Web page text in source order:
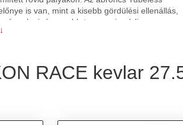
is van, mint a kisebb gördülési ellenállás,
a legigényesebb terepen is védi az
futófelületi kiemelkedések alkalmas ún
RACE kevlar